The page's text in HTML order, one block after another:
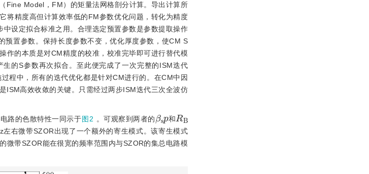
Fine Model，FM）的矩量法网格剖分计算。导出计算所
将精度高但计算效率低的FM参数优化问题，转化为精度
设定拟合标准之用。合理选定预置参数是参数提取操作
预置参数。保持长度参数不变，优化厚度参数，使CM S
作的本质是对CM精度的校准，校准完毕即可进行替代模
的S参数再次拟合。至此便完成了一次完整的ISM迭代
程中，所有的迭代优化都是针对CM进行的。在CM中因
ISM高效收敛的关键。只需经过两步ISM迭代三次全波仿
路的色散特性一同示于图2 。可观察到两者的
β p
和
R
右微带SZOR出现了一个额外的寄生模式。该寄生模式
微带SZOR能在很宽的频率范围内与SZOR的集总电路模